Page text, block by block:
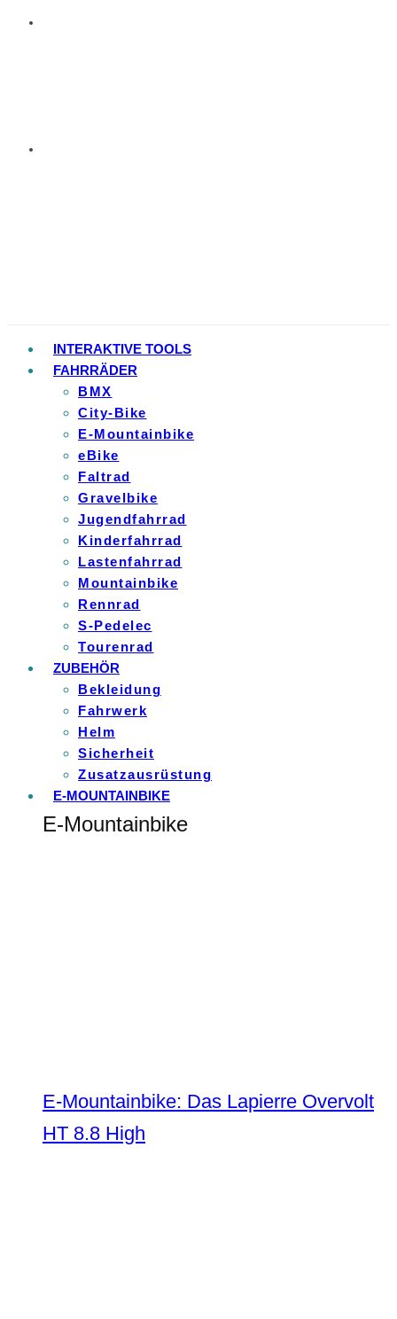
INTERAKTIVE TOOLS
FAHRRÄDER
BMX
City-Bike
E-Mountainbike
eBike
Faltrad
Gravelbike
Jugendfahrrad
Kinderfahrrad
Lastenfahrrad
Mountainbike
Rennrad
S-Pedelec
Tourenrad
ZUBEHÖR
Bekleidung
Fahrwerk
Helm
Sicherheit
Zusatzausrüstung
E-MOUNTAINBIKE
E-Mountainbike
E-Mountainbike: Das Lapierre Overvolt
HT 8.8 High